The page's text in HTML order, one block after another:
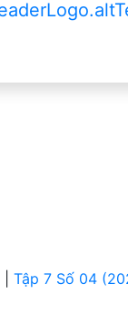
Tập 7 Số 04